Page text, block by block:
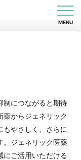
MENU
制につながると期待
薬からジェネリック
もやさしく、さらに
。ジェネリック医薬
にご活用いただける